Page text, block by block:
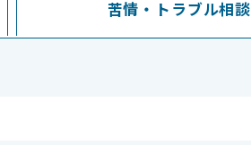
苦情・トラブル相談